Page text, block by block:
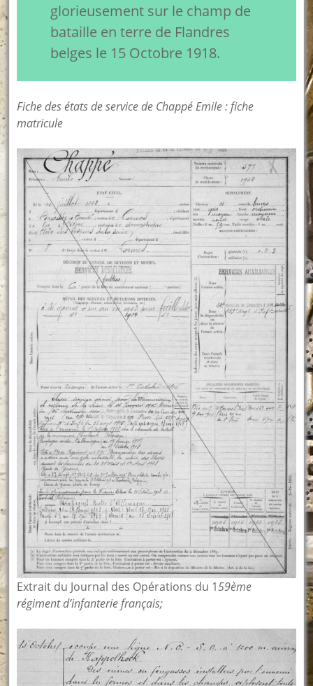
glorieusement sur le champ de
bataille en terre de Flandres
belges le 15 Octobre 1918.
Fiche des états de service de Chappé Emile : fiche
matricule
Extrait du Journal des Opérations du 159ème
régiment d’infanterie français;